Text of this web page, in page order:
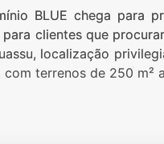
BLUE chega para
para clientes que
localização
com terrenos de 250 m²